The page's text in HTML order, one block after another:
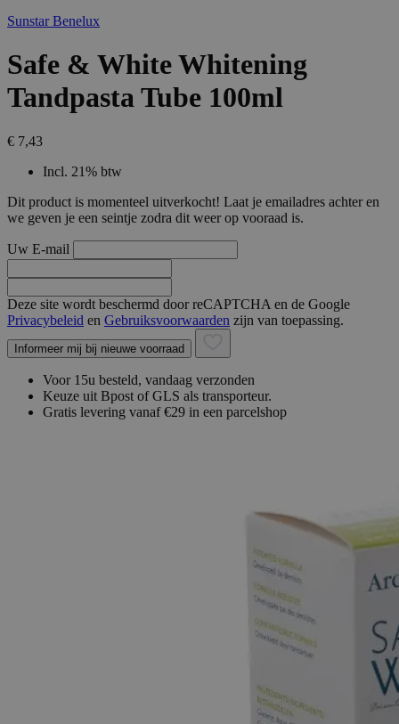
Sunstar Benelux
Safe & White Whitening
Tandpasta Tube 100ml
€ 7,43
Incl. 21% btw
Dit product is momenteel uitverkocht! Laat je emailadres achter en
we geven je een seintje zodra dit weer op vooraad is.
Uw E-mail
Deze site wordt beschermd door reCAPTCHA en de Google
Privacybeleid en Gebruiksvoorwaarden zijn van toepassing.
Informeer mij bij nieuwe voorraad
Voor 15u besteld, vandaag verzonden
Keuze uit Bpost of GLS als transporteur.
Gratis levering vanaf €29 in een parcelshop